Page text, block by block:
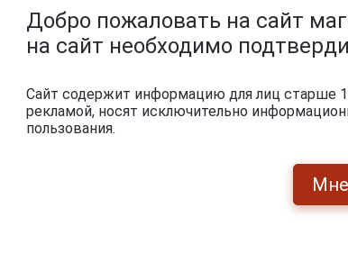
Добро пожаловать на сайт
на сайт необходимо
Сайт содержит информацию для лиц старше
рекламой, носят исключительно
пользования.